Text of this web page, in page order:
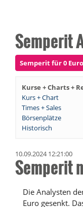
Semperit
Semperit für 0
Kurse + Charts +
Kurs + Chart
Times + Sales
Börsenplätze
Historisch
10.09.2024 12:21:00
Semperit
Die Analysten
Euro gesenkt.